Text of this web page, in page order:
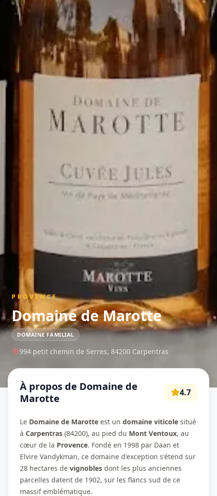
PROVENCE
Domaine de Marotte
DOMAINE FAMILIAL
994 petit chemin de Serres, 84200 Carpentras
À propos de Domaine de
Marotte
4.7
Le Domaine de Marotte est un domaine viticole situé
à Carpentras (84200), au pied du Mont Ventoux, au
cœur de la Provence. Fondé en 1998 par Daan et
Elvire Vandykman, ce domaine d'exception s'étend sur
28 hectares de vignobles dont les plus anciennes
parcelles datent de 1902, sur les flancs sud de ce
massif emblématique.